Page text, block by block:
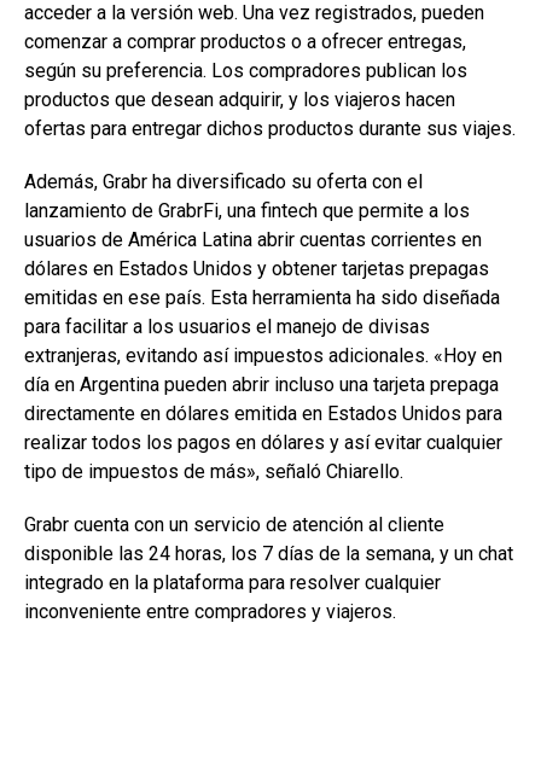
acceder a la versión web. Una vez registrados, pueden
comenzar a comprar productos o a ofrecer entregas,
según su preferencia. Los compradores publican los
productos que desean adquirir, y los viajeros hacen
ofertas para entregar dichos productos durante sus viajes.
Además, Grabr ha diversificado su oferta con el
lanzamiento de GrabrFi, una fintech que permite a los
usuarios de América Latina abrir cuentas corrientes en
dólares en Estados Unidos y obtener tarjetas prepagas
emitidas en ese país. Esta herramienta ha sido diseñada
para facilitar a los usuarios el manejo de divisas
extranjeras, evitando así impuestos adicionales. «Hoy en
día en Argentina pueden abrir incluso una tarjeta prepaga
directamente en dólares emitida en Estados Unidos para
realizar todos los pagos en dólares y así evitar cualquier
tipo de impuestos de más», señaló Chiarello.
Grabr cuenta con un servicio de atención al cliente
disponible las 24 horas, los 7 días de la semana, y un chat
integrado en la plataforma para resolver cualquier
inconveniente entre compradores y viajeros.